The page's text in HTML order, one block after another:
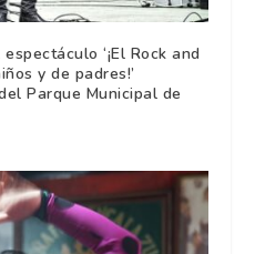
‘¡El Rock and
y de padres!’
Parque Municipal de